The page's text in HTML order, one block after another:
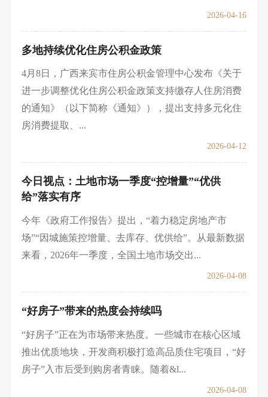
2026-04-16
多地持续优化住房公积金政策
4月8日，广西来宾市住房公积金管理中心发布《关于
进一步调整优化住房公积金政策支持缴存人住房消费
的通知》（以下简称《通知》），提出支持多元化住
房消费提取、...
2026-04-12
今日视点：土地市场一季度“控增量”“优供
给”落实有序
今年《政府工作报告》提出，“着力稳定房地产市
场”“因城施策控增量、去库存、优供给”。从最新数据
来看，2026年一季度，全国土地市场交出...
2026-04-08
“好房子”带来的热度会持续吗
“好房子”正在为市场带来热度。一些城市在核心区域
推出优质地块，开发商积极打造高品质住宅项目，“好
房子”入市后受到购房者青睐。随着&l...
2026-04-08